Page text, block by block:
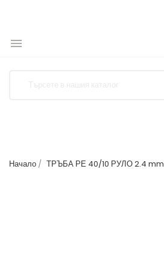

Начало ТРЪБА РЕ 40/10 РУЛО 2.4 mm